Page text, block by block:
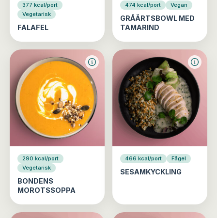
377 kcal/port
Vegetarisk
FALAFEL
474 kcal/port Vegan
GRÅÄRTSBOWL MED
TAMARIND
290 kcal/port
Vegetarisk
BONDENS
MOROTSSOPPA
466 kcal/port Fågel
SESAMKYCKLING